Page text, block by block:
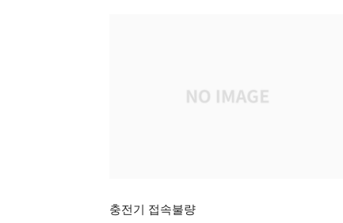
충전기 접속불량